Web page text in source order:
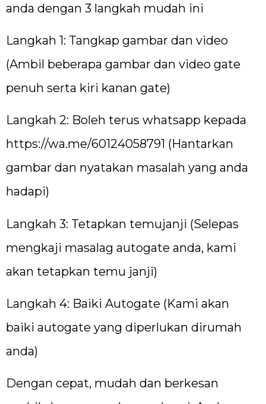
anda dengan 3 langkah mudah ini
Langkah 1: Tangkap gambar dan video
(Ambil beberapa gambar dan video gate
penuh serta kiri kanan gate)
Langkah 2: Boleh terus whatsapp kepada
https://wa.me/60124058791 (Hantarkan
gambar dan nyatakan masalah yang anda
hadapi)
Langkah 3: Tetapkan temujanji (Selepas
mengkaji masalag autogate anda, kami
akan tetapkan temu janji)
Langkah 4: Baiki Autogate (Kami akan
baiki autogate yang diperlukan dirumah
anda)
Dengan cepat, mudah dan berkesan